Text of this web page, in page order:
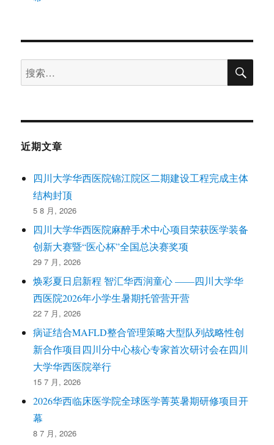
搜
索：
搜
近期文章
四川大学华西医院锦江院区二期建设工程完成主体
结构封顶
5 8 月, 2026
四川大学华西医院麻醉手术中心项目荣获医学装备
创新大赛暨“医心杯”全国总决赛奖项
29 7 月, 2026
焕彩夏日启新程 智汇华西润童心 ——四川大学华
西医院2026年小学生暑期托管营开营
22 7 月, 2026
病证结合MAFLD整合管理策略大型队列战略性创
新合作项目四川分中心核心专家首次研讨会在四川
大学华西医院举行
15 7 月, 2026
2026华西临床医学院全球医学菁英暑期研修项目开
幕
8 7 月, 2026